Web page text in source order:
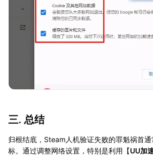
三. 总结
归根结底，Steam人机验证失败的罪魁祸首
标。通过调整网络设置，特别是利用【UU加